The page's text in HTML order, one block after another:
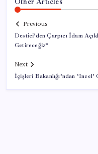
Previous
Destici’den Çarpıcı İdam
Getireceğiz”
Next
İçişleri Bakanlığı’ndan